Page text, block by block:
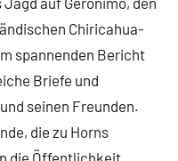
Chiricahua-
spannenden Bericht
Briefe und
seinen Freunden.
die zu Horns
die Öffentlichkeit